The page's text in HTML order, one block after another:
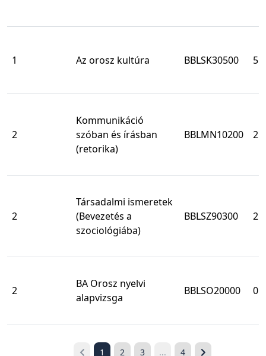
1 Az orosz kultúra BBLSK30500 5
2
Kommunikáció
szóban és írásban
(retorika)
BBLMN10200 2
2
Társadalmi ismeretek
(Bevezetés a
szociológiába)
BBLSZ90300 2
2
BA Orosz nyelvi
alapvizsga
BBLSO20000 0
1 2 3 ... 4